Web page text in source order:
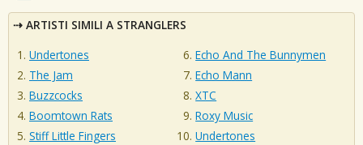
ARTISTI SIMILI A STRANGLERS
Undertones
The Jam
Buzzcocks
Boomtown Rats
Stiff Little Fingers
Echo And The Bunnymen
Echo Mann
XTC
Roxy Music
Undertones